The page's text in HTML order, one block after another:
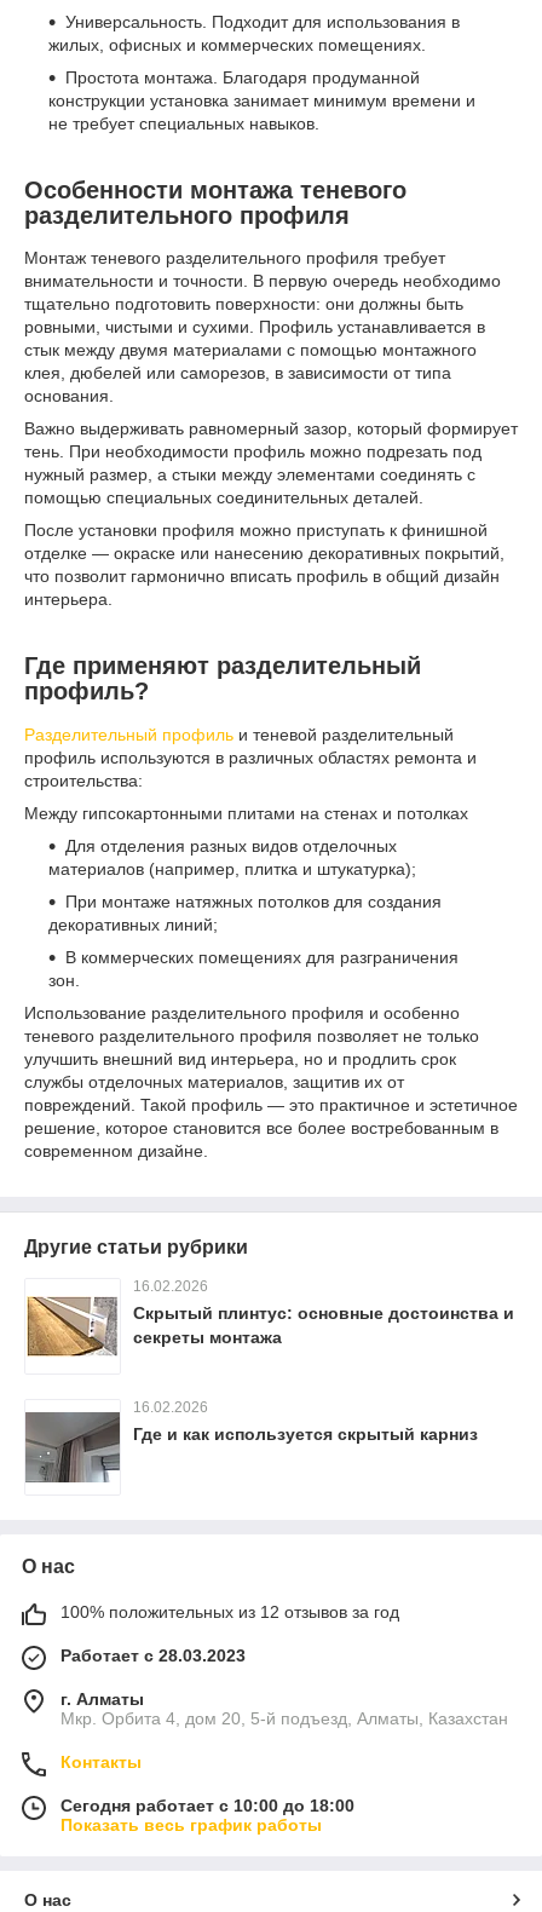
Универсальность. Подходит для использования в
жилых, офисных и коммерческих помещениях.
Простота монтажа. Благодаря продуманной
конструкции установка занимает минимум времени и
не требует специальных навыков.
Особенности монтажа теневого
разделительного профиля
Монтаж теневого разделительного профиля требует
внимательности и точности. В первую очередь необходимо
тщательно подготовить поверхности: они должны быть
ровными, чистыми и сухими. Профиль устанавливается в
стык между двумя материалами с помощью монтажного
клея, дюбелей или саморезов, в зависимости от типа
основания.
Важно выдерживать равномерный зазор, который формирует
тень. При необходимости профиль можно подрезать под
нужный размер, а стыки между элементами соединять с
помощью специальных соединительных деталей.
После установки профиля можно приступать к финишной
отделке — окраске или нанесению декоративных покрытий,
что позволит гармонично вписать профиль в общий дизайн
интерьера.
Где применяют разделительный
профиль?
Разделительный профиль и теневой разделительный
профиль используются в различных областях ремонта и
строительства:
Между гипсокартонными плитами на стенах и потолках
Для отделения разных видов отделочных
материалов (например, плитка и штукатурка);
При монтаже натяжных потолков для создания
декоративных линий;
В коммерческих помещениях для разграничения
зон.
Использование разделительного профиля и особенно
теневого разделительного профиля позволяет не только
улучшить внешний вид интерьера, но и продлить срок
службы отделочных материалов, защитив их от
повреждений. Такой профиль — это практичное и эстетичное
решение, которое становится все более востребованным в
современном дизайне.
Другие статьи рубрики
16.02.2026
Скрытый плинтус: основные достоинства и
секреты монтажа
16.02.2026
Где и как используется скрытый карниз
О нас
100% положительных из 12 отзывов за год
Работает с 28.03.2023
г. Алматы
Мкр. Орбита 4, дом 20, 5-й подъезд, Алматы, Казахстан
Контакты
Сегодня работает с 10:00 до 18:00
Показать весь график работы
О нас